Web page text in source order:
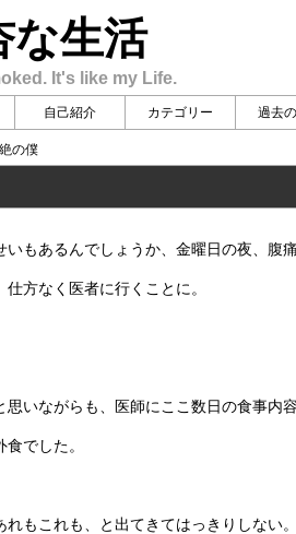
な生活
It's like my Life.
自己紹介 カテゴリー 過去
の僕
もあるんでしょうか、金曜日の夜、腹痛
方なく医者に行くことに。
いながらも、医師にここ数日の食事内
でした。
もこれも、と出てきてはっきりしない。